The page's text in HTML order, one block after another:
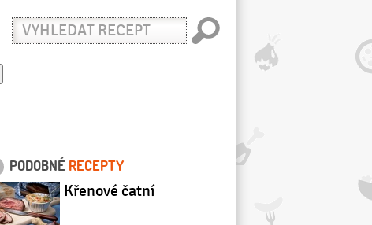
Vyhledat
recept
PODOBNÉ RECEPTY
Křenové čatní